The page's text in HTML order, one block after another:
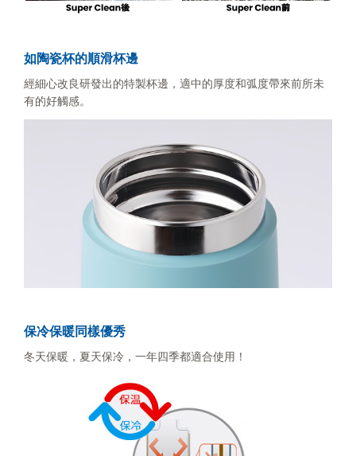
如陶瓷杯的順滑杯邊
經細心改良研發出的特製杯邊，適中的厚度和弧度帶來前所未
有的好觸感。
保冷保暖同樣優秀
冬天保暖，夏天保冷，一年四季都適合使用！